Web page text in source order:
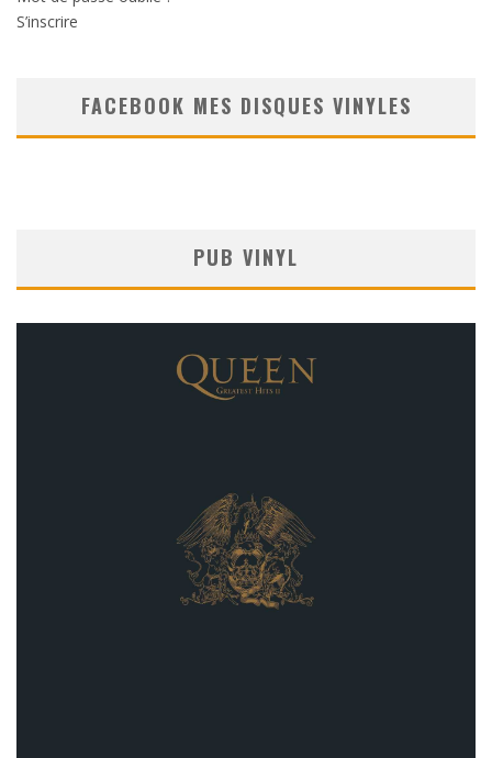
S’inscrire
FACEBOOK MES DISQUES VINYLES
PUB VINYL